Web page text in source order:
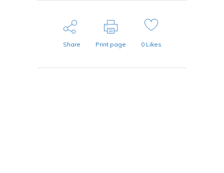
Share Print page 0Likes